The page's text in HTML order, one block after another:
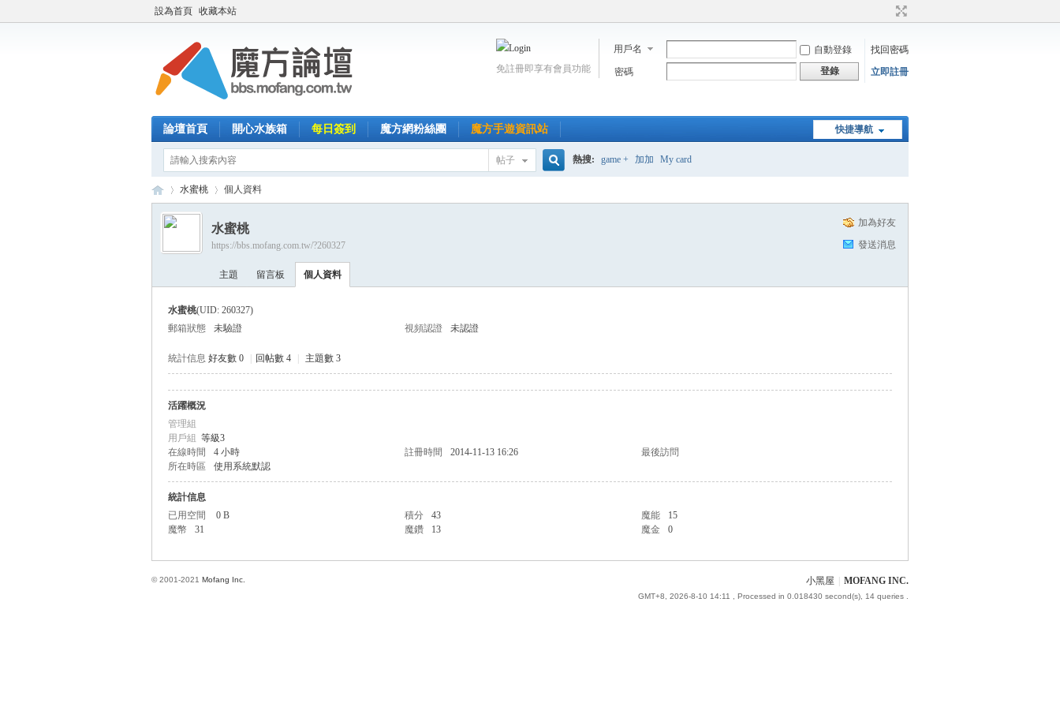
設為首頁 收藏本站
用戶名 自動登錄
找回密碼
密碼
登錄 立即註冊
免註冊即享有會員功能
快捷導航
論壇首頁 開心水族箱 每日簽到 魔方網粉絲團 魔方手遊資訊站
帖子 熱搜: game + 加加 My card
›
水蜜桃 個人資料
加為好友
發送消息
水蜜桃
https://bbs.mofang.com.tw/?260327
主題 留言板 個人資料
水蜜桃(UID: 260327)
郵箱狀態
未驗證 視頻認證 未認證
統計信息 好友數 0 回帖數 4 主題數 3
活躍概況
管理組
用戶組 等級3
在線時間
4 小時 註冊時間 2014-11-13 16:26
最後訪問
所在時區
使用系統默認
統計信息
已用空間
0 B 積分 43 魔能
15
魔幣
31 魔鑽 13 魔金 0
小黑屋 MOFANG INC.
GMT+8, 2026-8-10 14:11 , Processed in 0.018430 second(s), 14 queries .
© 2001-2021 Mofang Inc.